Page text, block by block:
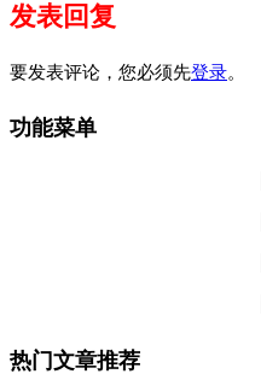
发表回复
要发表评论，您必须先登录。
功能菜单
热门文章推荐